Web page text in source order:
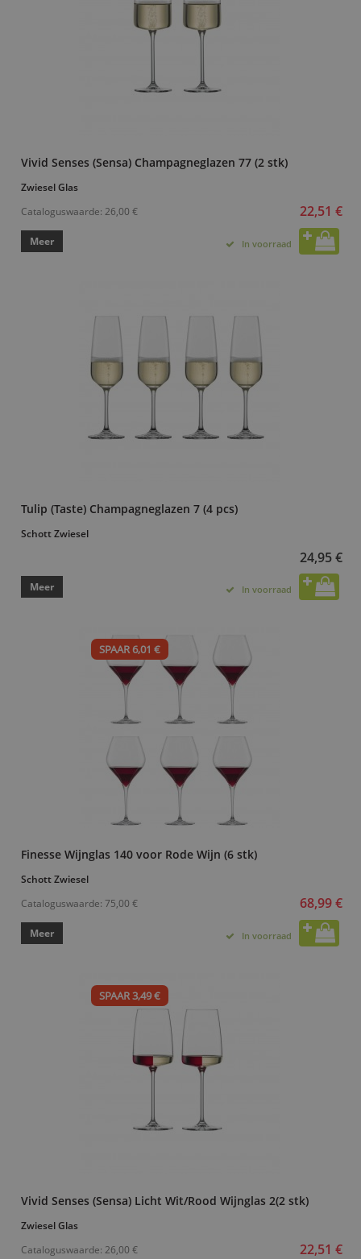
Vivid Senses (Sensa) Champagneglazen 77 (2 stk)
Zwiesel Glas
Cataloguswaarde: 26,00 € 22,51 €
Meer In voorraad
Tulip (Taste) Champagneglazen 7 (4 pcs)
Schott Zwiesel
24,95 €
Meer In voorraad
SPAAR 6,01 €
Finesse Wijnglas 140 voor Rode Wijn (6 stk)
Schott Zwiesel
Cataloguswaarde: 75,00 € 68,99 €
Meer In voorraad
SPAAR 3,49 €
Vivid Senses (Sensa) Licht Wit/Rood Wijnglas 2(2 stk)
Zwiesel Glas
Cataloguswaarde: 26,00 € 22,51 €